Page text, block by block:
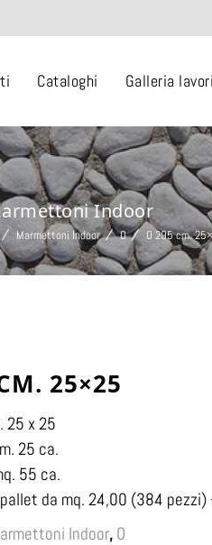
Cataloghi Galleria lavori
Indoor
Marmettoni Indoor O O 295 cm.
25×25
25 x 25
25 ca.
55 ca.
pallet da mq. 24,00 (384
Indoor, O